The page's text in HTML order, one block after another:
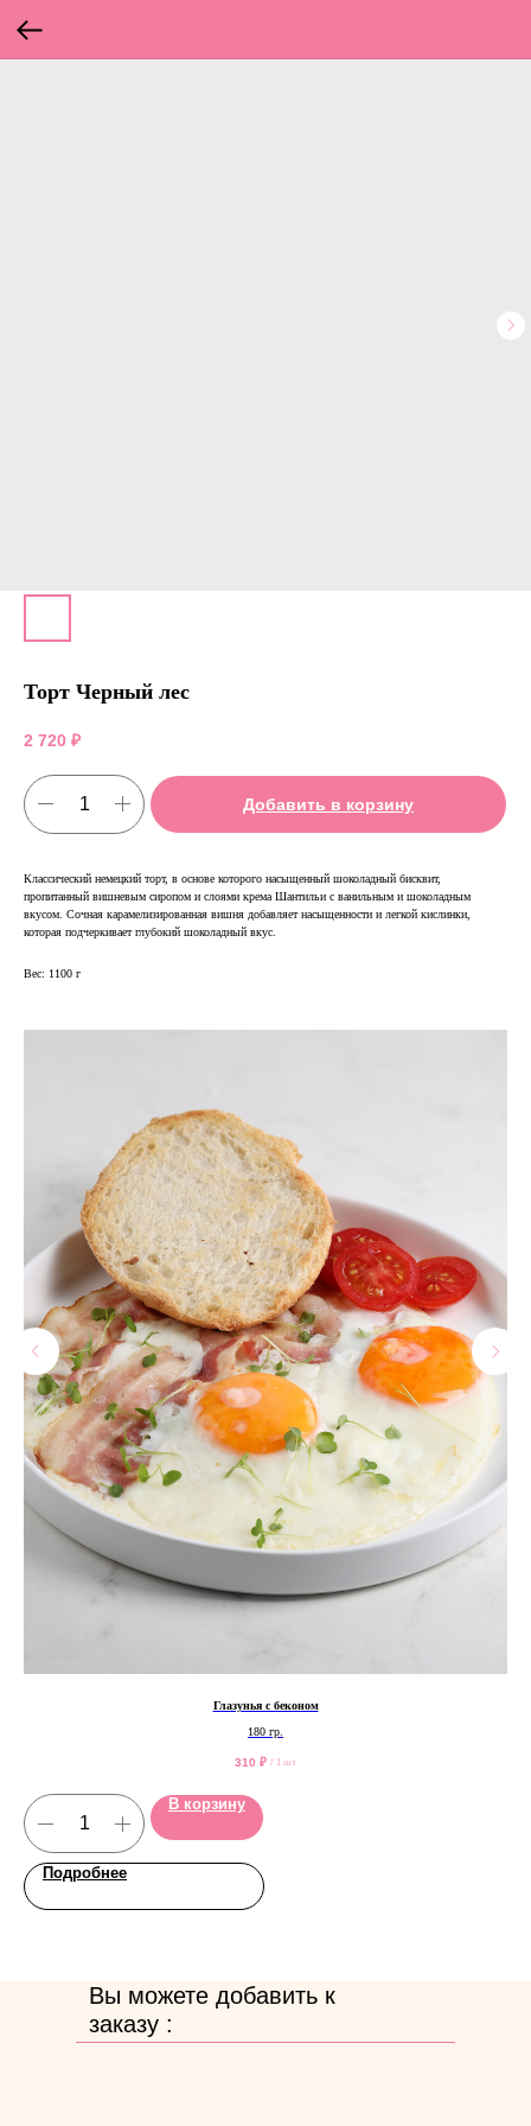
Торт Черный лес
2 720 ₽
Добавить в корзину
Классический немецкий торт, в основе которого насыщенный шоколадный бисквит,
пропитанный вишневым сиропом и слоями крема Шантильи с ванильным и шоколадным
вкусом. Сочная карамелизированная вишня добавляет насыщенности и легкой кислинки,
которая подчеркивает глубокий шоколадный вкус.
Вес: 1100 г
Глазунья с беконом
180 гр.
310 ₽ / 1 шт
В корзину
Подробнее
Вы можете добавить к
заказу :